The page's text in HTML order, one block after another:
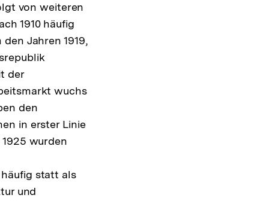
von weiteren
1910 häufig
Jahren 1919,
der
wuchs
den
in erster Linie
wurden
statt als
und